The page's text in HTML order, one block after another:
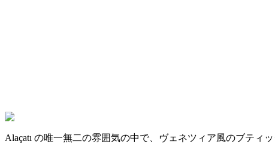
Alaçatı の唯一無二の雰囲気の中で、ヴェネツィア風のブティ